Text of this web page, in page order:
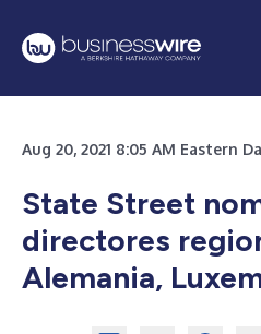
Aug 20, 2021 8:05 AM Eastern
State Street
directores
Alemania,